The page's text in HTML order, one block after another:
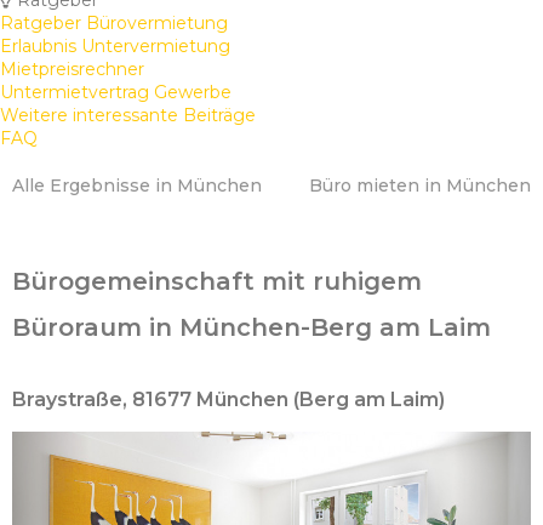
Ratgeber Bürovermietung
Erlaubnis Untervermietung
Mietpreisrechner
Untermietvertrag Gewerbe
Weitere interessante Beiträge
FAQ
Alle Ergebnisse in München Büro mieten in München
Bürogemeinschaft mit ruhigem
Büroraum in München-Berg am Laim
Braystraße, 81677 München (Berg am Laim)